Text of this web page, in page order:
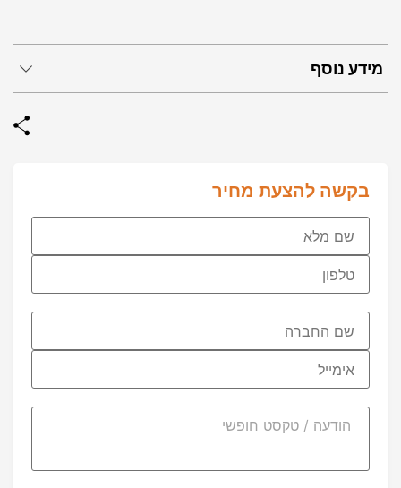
מידע נוסף
בקשה להצעת מחיר